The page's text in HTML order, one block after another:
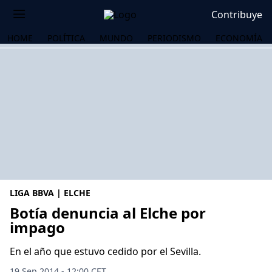
Contribuye
HOME POLÍTICA MUNDO PERIODISMO ECONOMÍA
LIGA BBVA | ELCHE
Botía denuncia al Elche por
impago
En el año que estuvo cedido por el Sevilla.